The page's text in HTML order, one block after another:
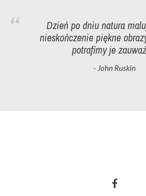
Dzień po dniu natura
nieskończenie piękne
potrafimy je
- John Ruskin